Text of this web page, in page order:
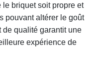
briquet soit propre et
pouvant altérer le goût
de qualité garantit une
expérience de